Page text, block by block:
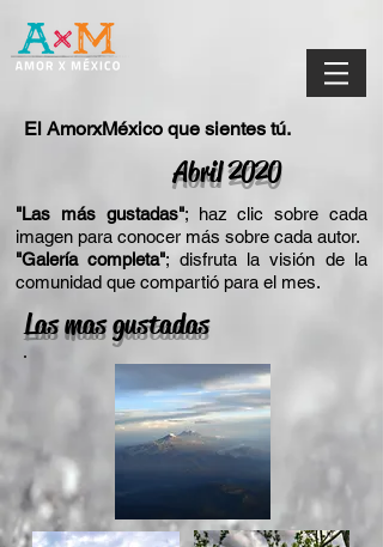
El AmorxMéxico que sientes tú.
Abril 2020
"Las más gustadas"; haz clic sobre cada
imagen para conocer más sobre cada autor.
"Galería completa"; disfruta la visión de la
comunidad que compartió para el mes.
Las mas gustadas